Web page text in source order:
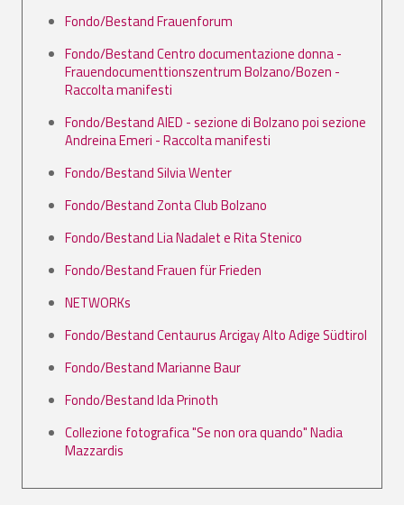
Fondo/Bestand Frauenforum
Fondo/Bestand Centro documentazione donna -
Frauendocumenttionszentrum Bolzano/Bozen -
Raccolta manifesti
Fondo/Bestand AIED - sezione di Bolzano poi sezione
Andreina Emeri - Raccolta manifesti
Fondo/Bestand Silvia Wenter
Fondo/Bestand Zonta Club Bolzano
Fondo/Bestand Lia Nadalet e Rita Stenico
Fondo/Bestand Frauen für Frieden
NETWORKs
Fondo/Bestand Centaurus Arcigay Alto Adige Südtirol
Fondo/Bestand Marianne Baur
Fondo/Bestand Ida Prinoth
Collezione fotografica "Se non ora quando" Nadia
Mazzardis